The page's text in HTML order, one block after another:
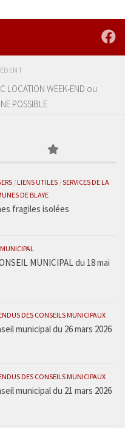
LOCATION WEEK-END ou
POSSIBLE
/LIENS UTILES /SERVICES DE LA
DE BLAYE
fragiles isolées
MUNICIPAL du 18 mai
DES CONSEILS MUNICIPAUX
municipal du 26 mars 2026
DES CONSEILS MUNICIPAUX
municipal du 21 mars 2026